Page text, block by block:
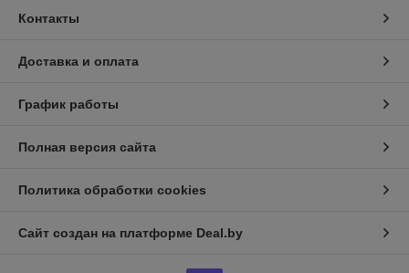
Контакты
Доставка и оплата
График работы
Полная версия сайта
Политика обработки cookies
Сайт создан на платформе Deal.by